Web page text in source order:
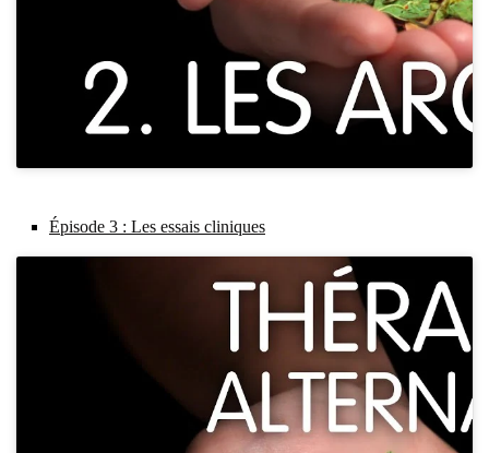
Épi­sode 3 : Les essais cli­niques